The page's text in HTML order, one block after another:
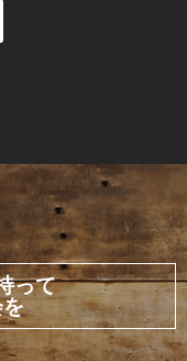
って